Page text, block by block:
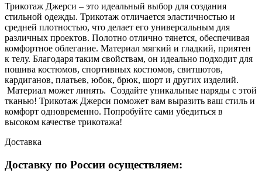
Трикотаж Джерси – это идеальный выбор для создания
стильной одежды. Трикотаж отличается эластичностью и
средней плотностью, что делает его универсальным для
различных проектов. Полотно отлично тянется, обеспечивая
комфортное облегание. Материал мягкий и гладкий, приятен
к телу. Благодаря таким свойствам, он идеально подходит для
пошива костюмов, спортивных костюмов, свитшотов,
кардиганов, платьев, юбок, брюк, шорт и других изделий.
Материал может линять. Создайте уникальные наряды с этой
тканью! Трикотаж Джерси поможет вам выразить ваш стиль и
комфорт одновременно. Попробуйте сами убедиться в
высоком качестве трикотажа!
Доставка
Доставку по России осуществляем: